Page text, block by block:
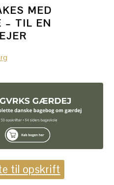
MED
– TIL EN
til opskrift